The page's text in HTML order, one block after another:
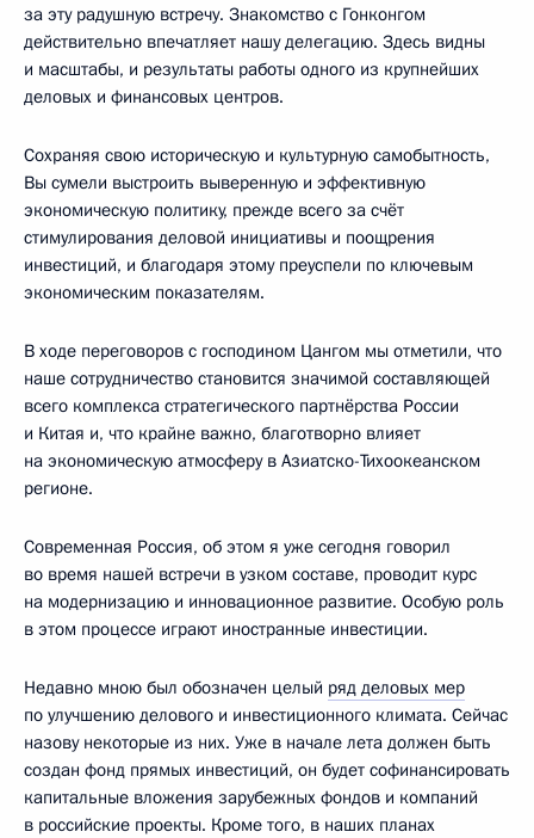
за эту радушную встречу. Знакомство с Гонконгом
действительно впечатляет нашу делегацию. Здесь видны
и масштабы, и результаты работы одного из крупнейших
деловых и финансовых центров.
Сохраняя свою историческую и культурную самобытность,
Вы сумели выстроить выверенную и эффективную
экономическую политику, прежде всего за счёт
стимулирования деловой инициативы и поощрения
инвестиций, и благодаря этому преуспели по ключевым
экономическим показателям.
В ходе переговоров с господином Цангом мы отметили, что
наше сотрудничество становится значимой составляющей
всего комплекса стратегического партнёрства России
и Китая и, что крайне важно, благотворно влияет
на экономическую атмосферу в Азиатско-Тихоокеанском
регионе.
Современная Россия, об этом я уже сегодня говорил
во время нашей встречи в узком составе, проводит курс
на модернизацию и инновационное развитие. Особую роль
в этом процессе играют иностранные инвестиции.
Недавно мною был обозначен целый ряд деловых мер
по улучшению делового и инвестиционного климата. Сейчас
назову некоторые из них. Уже в начале лета должен быть
создан фонд прямых инвестиций, он будет софинансировать
капитальные вложения зарубежных фондов и компаний
в российские проекты. Кроме того, в наших планах